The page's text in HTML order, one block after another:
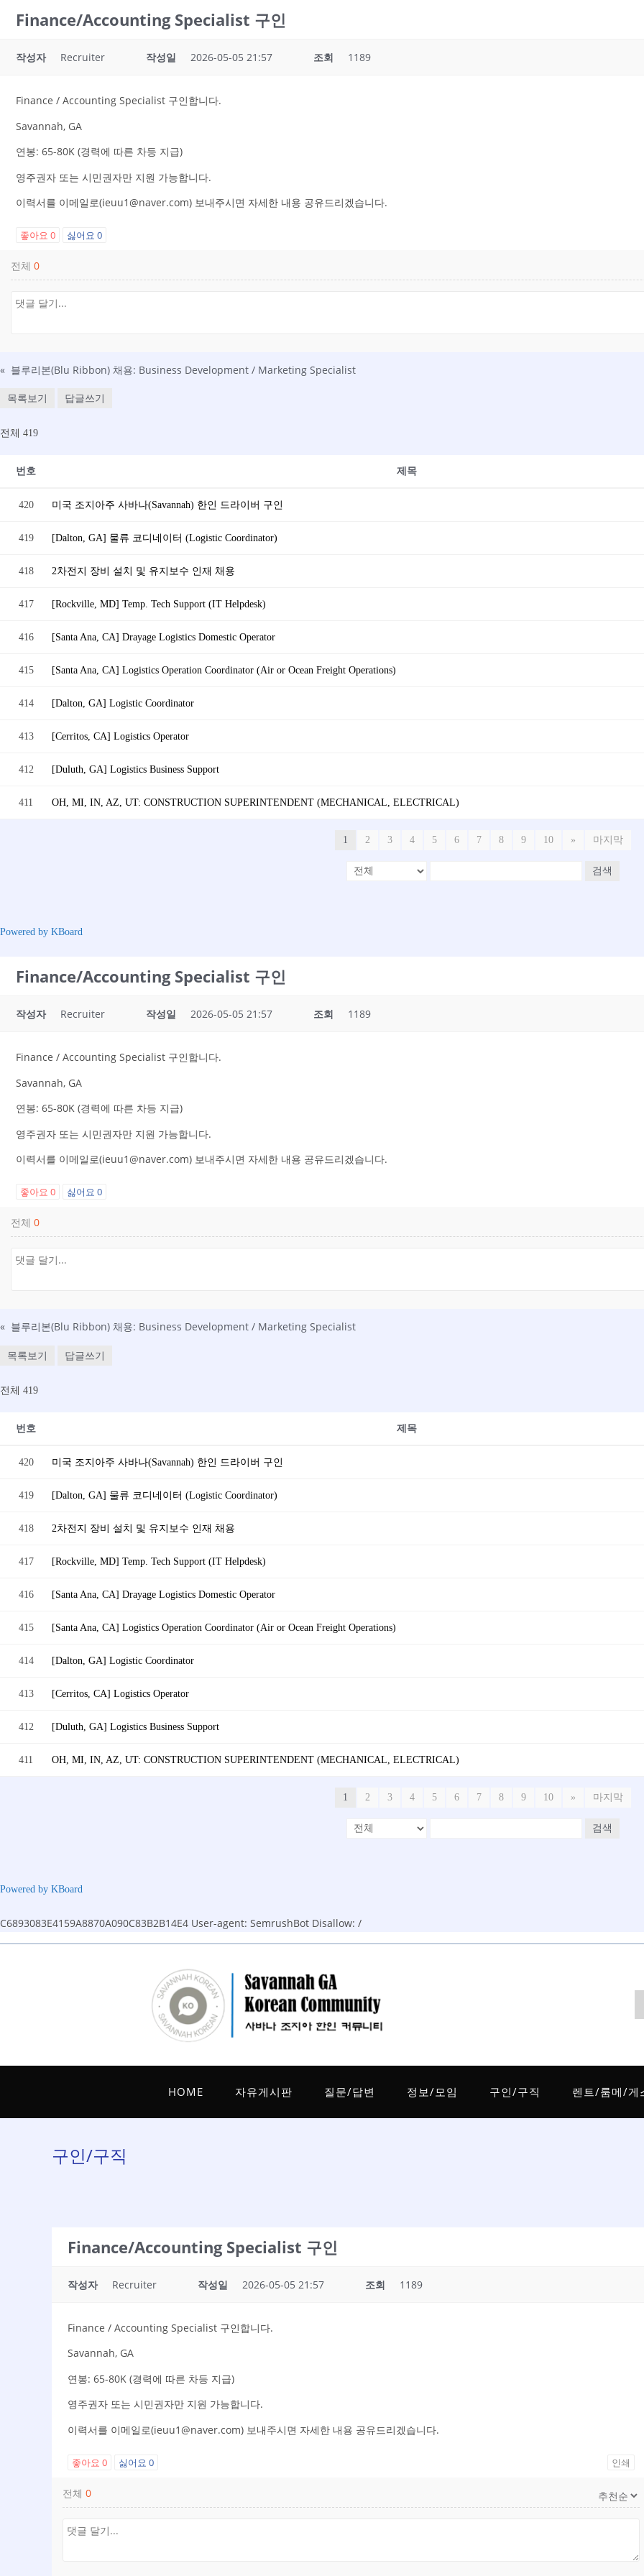
Finance/Accounting Specialist 구인
작성자 Recruiter 작성일 2026-05-05 21:57 조회 1189
Finance / Accounting Specialist 구인합니다.
Savannah, GA
연봉: 65-80K (경력에 따른 차등 지급)
영주권자 또는 시민권자만 지원 가능합니다.
이력서를 이메일로(ieuu1@naver.com) 보내주시면 자세한 내용 공유드리겠습니다.
좋아요 0 싫어요 0
전체 0
« 블루리본(Blu Ribbon) 채용: Business Development / Marketing Specialist
목록보기 답글쓰기
전체 419
번호 제목
420 미국 조지아주 사바나(Savannah) 한인 드라이버 구인
419 [Dalton, GA] 물류 코디네이터 (Logistic Coordinator)
418 2차전지 장비 설치 및 유지보수 인재 채용
417 [Rockville, MD] Temp. Tech Support (IT Helpdesk)
416 [Santa Ana, CA] Drayage Logistics Domestic Operator
415 [Santa Ana, CA] Logistics Operation Coordinator (Air or Ocean Freight Operations)
414 [Dalton, GA] Logistic Coordinator
413 [Cerritos, CA] Logistics Operator
412 [Duluth, GA] Logistics Business Support
411 OH, MI, IN, AZ, UT: CONSTRUCTION SUPERINTENDENT (MECHANICAL, ELECTRICAL)
1 2 3 4 5 6 7 8 9 10 » 마지막
검색
Powered by KBoard
Finance/Accounting Specialist 구인
작성자 Recruiter 작성일 2026-05-05 21:57 조회 1189
Finance / Accounting Specialist 구인합니다.
Savannah, GA
연봉: 65-80K (경력에 따른 차등 지급)
영주권자 또는 시민권자만 지원 가능합니다.
이력서를 이메일로(ieuu1@naver.com) 보내주시면 자세한 내용 공유드리겠습니다.
좋아요 0 싫어요 0
전체 0
« 블루리본(Blu Ribbon) 채용: Business Development / Marketing Specialist
목록보기 답글쓰기
전체 419
번호 제목
420 미국 조지아주 사바나(Savannah) 한인 드라이버 구인
419 [Dalton, GA] 물류 코디네이터 (Logistic Coordinator)
418 2차전지 장비 설치 및 유지보수 인재 채용
417 [Rockville, MD] Temp. Tech Support (IT Helpdesk)
416 [Santa Ana, CA] Drayage Logistics Domestic Operator
415 [Santa Ana, CA] Logistics Operation Coordinator (Air or Ocean Freight Operations)
414 [Dalton, GA] Logistic Coordinator
413 [Cerritos, CA] Logistics Operator
412 [Duluth, GA] Logistics Business Support
411 OH, MI, IN, AZ, UT: CONSTRUCTION SUPERINTENDENT (MECHANICAL, ELECTRICAL)
1 2 3 4 5 6 7 8 9 10 » 마지막
검색
Powered by KBoard
C6893083E4159A8870A090C83B2B14E4 User-agent: SemrushBot Disallow: /
HOME 자유게시판 질문/답변 정보/모임 구인/구직 렌트/룸메/게
구인/구직
Finance/Accounting Specialist 구인
작성자 Recruiter 작성일 2026-05-05 21:57 조회 1189
Finance / Accounting Specialist 구인합니다.
Savannah, GA
연봉: 65-80K (경력에 따른 차등 지급)
영주권자 또는 시민권자만 지원 가능합니다.
이력서를 이메일로(ieuu1@naver.com) 보내주시면 자세한 내용 공유드리겠습니다.
좋아요 0 싫어요 0 인쇄
전체 0